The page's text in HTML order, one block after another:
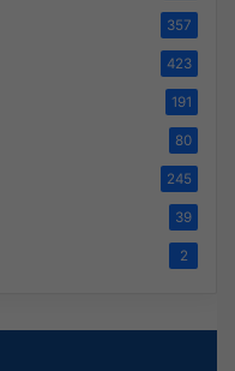
357
423
191
80
245
39
2